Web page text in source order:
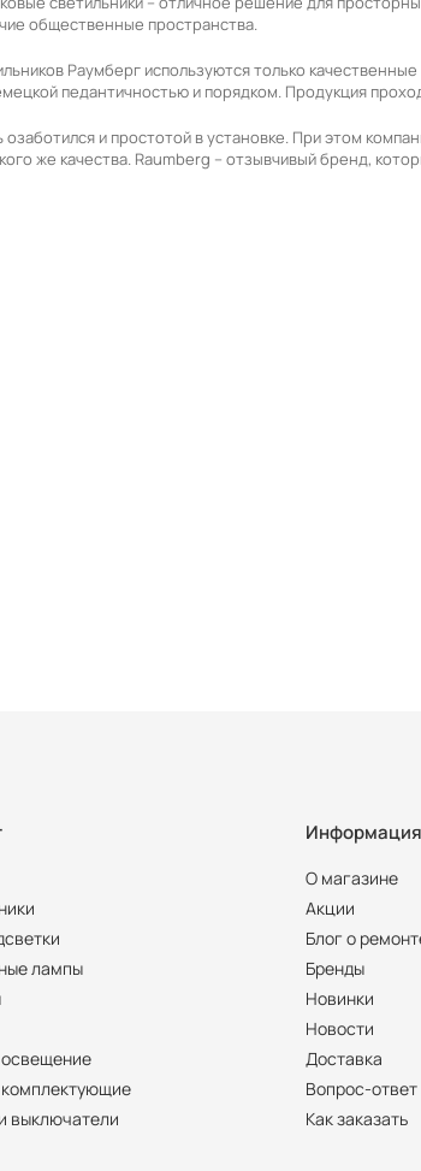
общественные пространства.
Раумберг используются только
педантичностью и порядком. Продукция
озаботился и простотой в установке. При этом
же качества. Raumberg – отзывчивый бренд,
лампы
выключатели
Информация
О магазине
Акции
Блог о
Бренды
Новинки
Новости
Доставка
Вопрос-ответ
Как заказать